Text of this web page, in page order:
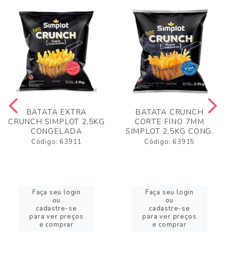
BATATA EXTRA
CRUNCH SIMPLOT 2,5KG
CONGELADA
Código: 63911
Faça seu login
ou
cadastre-se
para ver preços
e comprar
BATATA CRUNCH
CORTE FINO 7MM
SIMPLOT 2,5KG CONG.
Código: 63915
Faça seu login
ou
cadastre-se
para ver preços
e comprar